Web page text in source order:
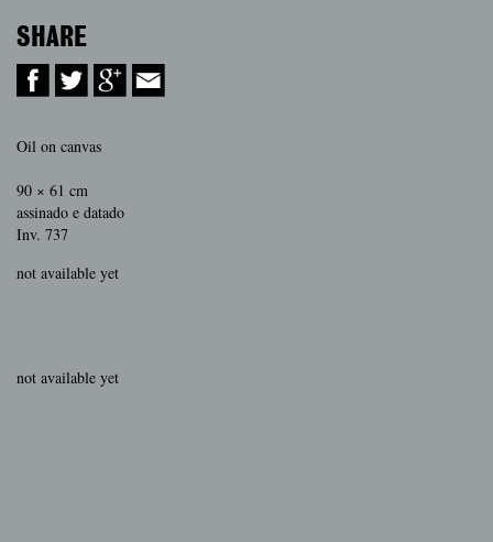
SHARE
Oil on canvas
90 × 61 cm
assinado e datado
Inv. 737
not available yet
not available yet